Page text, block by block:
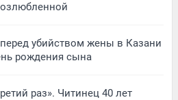
перед убийством жены в Казани
рождения сына
раз». Читинец 40 лет